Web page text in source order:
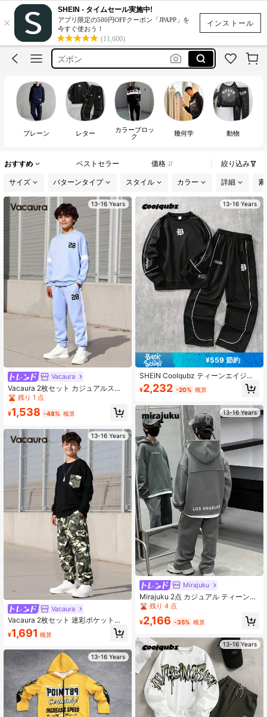
インストール
×
SHEIN - タイムセール実施中!
アプリ限定の500円OFFクーポン「JPAPP」を
今すぐ使おう！
(11,600)
بنطلون وكنزي صبياني شتوي لعمر ١٣
パーカー
ズボン
بنطلون وكنزي صبياني شتوي لعمر ١٣
パーカー
プレーン レター カラーブロッ
ク 幾何学 動物
おすすめ ベストセラー 価格 絞り込み
サイズ パターンタイプ スタイル カラー 詳細 素
13-16 Years
Vacaura
Vacaura 2枚セット カジュアルスポ
ーツスウェットスーツ ティーンエイ
プリントデザイン、リブ付き長袖プ
プルプリントジョガーパンツ、日常
着とスポーツに適しています
残り 1 点
¥1,538 -48% 概算
13-16 Years
Vacaura
Vacaura 2枚セット 迷彩ポケット付
きティーンエイジャー ブラックパー
カー、迷彩カーゴパンツ、秋冬のア
¥1,691 概算
13-16 Years
13-16 Years
¥559 節約
SHEIN Coolqubz ティーンエイジャ
ー男子用カジュアルストリートウェ
アセット 2点 ルーズフィット レター
デザインのストレートレッグパンツ
¥2,232 -20% 概算
13-16 Years
Mirajuku
Mirajuku 2点 カジュアル ティーンエ
イジャー ボーイズ ミニマリスト 英
字 パーカー とエラスティック ウエ
スト ドローストリング パンツ セッ
途、秋、春、冬、デイリー、通勤、
アウトドア、スポーツ、学校、スト
リートウェア、パーティー、撮影に
適しています
残り 4 点
¥2,166 -35% 概算
13-16 Years